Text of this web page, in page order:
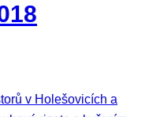
v Holešovicích a